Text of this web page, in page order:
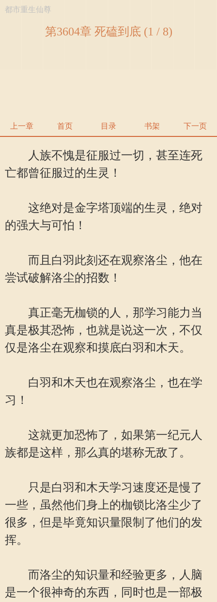
都市重生仙尊
第3604章 死磕到底 (1 / 8)
上一章 首页 目录 书架 下一页
人族不愧是征服过一切，甚至连死
亡都曾征服过的生灵！
这绝对是金字塔顶端的生灵，绝对
的强大与可怕！
而且白羽此刻还在观察洛尘，他在
尝试破解洛尘的招数！
真正毫无枷锁的人，那学习能力当
真是极其恐怖，也就是说这一次，不仅
仅是洛尘在观察和摸底白羽和木天。
白羽和木天也在观察洛尘，也在学
习！
这就更加恐怖了，如果第一纪元人
族都是这样，那么真的堪称无敌了。
只是白羽和木天学习速度还是慢了
一些，虽然他们身上的枷锁比洛尘少了
很多，但是毕竟知识量限制了他们的发
挥。
而洛尘的知识量和经验更多，人脑
是一个很神奇的东西，同时也是一部极